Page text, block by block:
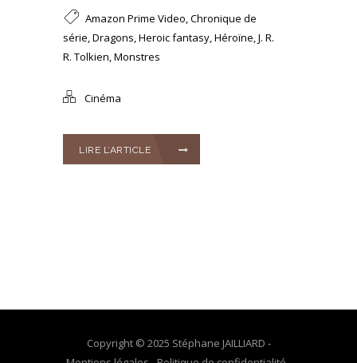
Amazon Prime Video,Chronique de
série,Dragons,Heroic fantasy,Héroïne,J. R.
R. Tolkien,Monstres
Cinéma
LIRE L’ARTICLE
Copyright © 2025 Stéphane JAILLIARD -